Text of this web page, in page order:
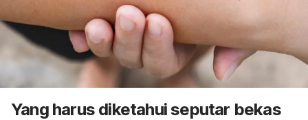
Yang harus diketahui seputar bekas